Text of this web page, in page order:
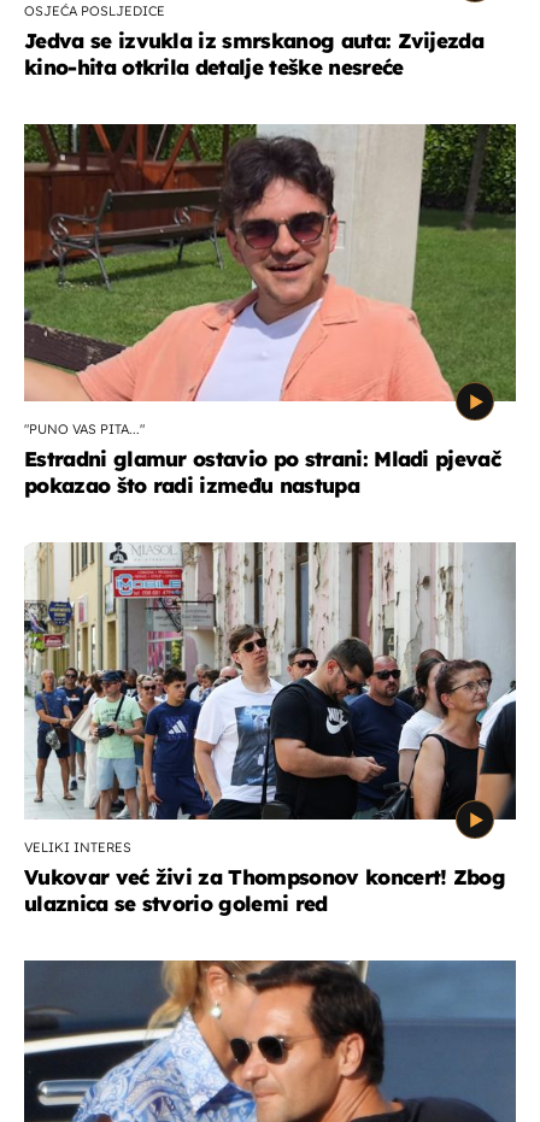
OSJEĆA POSLJEDICE
Jedva se izvukla iz smrskanog auta: Zvijezda
kino-hita otkrila detalje teške nesreće
"PUNO VAS PITA..."
Estradni glamur ostavio po strani: Mladi pjevač
pokazao što radi između nastupa
VELIKI INTERES
Vukovar već živi za Thompsonov koncert! Zbog
ulaznica se stvorio golemi red